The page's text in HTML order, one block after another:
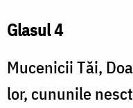
Glasul 4
Mucenicii Tăi,
lor, cununile